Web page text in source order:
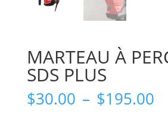
MARTEAU À
SDS PLUS
$30.00 – $195.00